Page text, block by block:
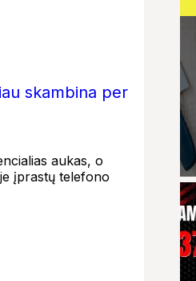
skambina per
aukas, o
įprastų telefono